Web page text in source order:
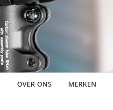
OVER ONS MERKEN